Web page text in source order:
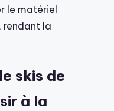
le matériel
rendant la
skis de
à la